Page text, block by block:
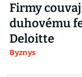
Firmy
duhovému
Deloitte
Byznys